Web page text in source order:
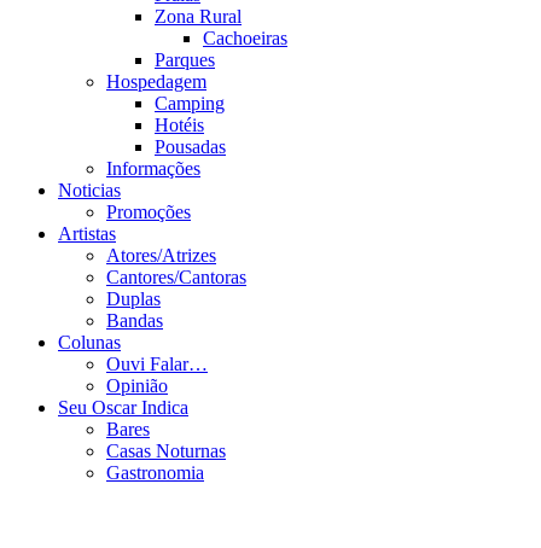
Zona Rural
Cachoeiras
Parques
Hospedagem
Camping
Hotéis
Pousadas
Informações
Noticias
Promoções
Artistas
Atores/Atrizes
Cantores/Cantoras
Duplas
Bandas
Colunas
Ouvi Falar…
Opinião
Seu Oscar Indica
Bares
Casas Noturnas
Gastronomia